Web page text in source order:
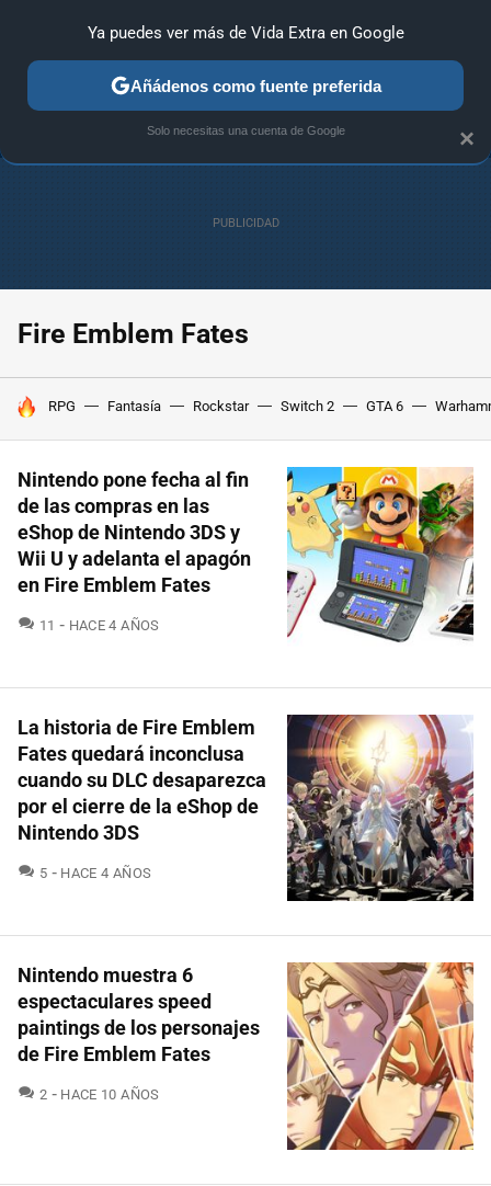
ANÁLISIS GUÍAS Y TRUCOS PC SONY NINTENDO
Fire Emblem Fates
HOY SE HABLA DE
RPG Fantasía Rockstar Switch 2 GTA 6
Nintendo pone fecha al fin
de las compras en las
eShop de Nintendo 3DS y
Wii U y adelanta el apagón
en Fire Emblem Fates
11 COMENTARIOS
HACE 4 AÑOS
La historia de Fire Emblem
Fates quedará inconclusa
cuando su DLC desaparezca
por el cierre de la eShop de
Nintendo 3DS
5 COMENTARIOS
HACE 4 AÑOS
Nintendo muestra 6
espectaculares speed
paintings de los personajes
de Fire Emblem Fates
2 COMENTARIOS
HACE 10 AÑOS
×
Ya puedes ver más de Vida Extra en Google
Añádenos como fuente preferida
Solo necesitas una cuenta de Google